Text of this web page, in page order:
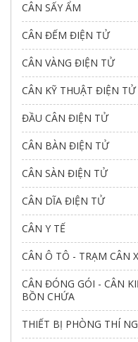
CÂN SẤY ẨM
CÂN ĐẾM ĐIỆN TỬ
CÂN VÀNG ĐIỆN TỬ
CÂN KỸ THUẬT ĐIỆN TỬ
ĐẦU CÂN ĐIỆN TỬ
CÂN BÀN ĐIỆN TỬ
CÂN SÀN ĐIỆN TỬ
CÂN DĨA ĐIỆN TỬ
CÂN Y TẾ
CÂN Ô TÔ - TRẠM CÂN
CÂN ĐÓNG GÓI - CÂN
BỒN CHỨA
THIẾT BỊ PHÒNG THÍ